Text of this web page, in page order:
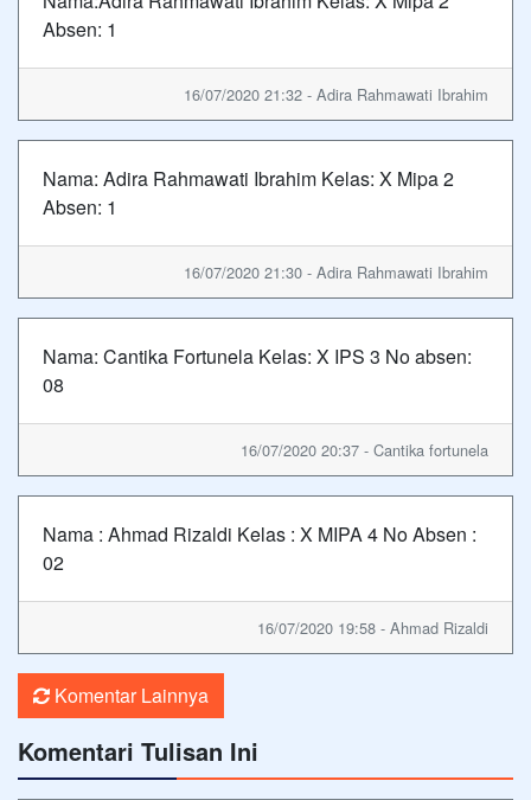
Absen: 1
16/07/2020 21:32 - Adira Rahmawati Ibrahim
Nama: Adira Rahmawati Ibrahim Kelas: X Mipa 2
Absen: 1
16/07/2020 21:30 - Adira Rahmawati Ibrahim
Nama: Cantika Fortunela Kelas: X IPS 3 No absen:
08
16/07/2020 20:37 - Cantika fortunela
Nama : Ahmad Rizaldi Kelas : X MIPA 4 No Absen :
02
16/07/2020 19:58 - Ahmad Rizaldi
Komentar Lainnya
Komentari Tulisan Ini